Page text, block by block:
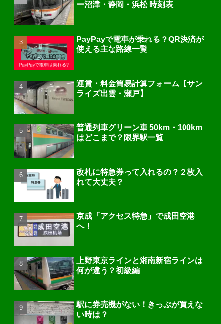
ー沼津・静岡・浜松 時刻表
PayPayで電車が乗れる？QR決済が
使える主な路線一覧
運賃・料金簡易計算フォーム【サン
ライズ出雲・瀬戸】
普通列車グリーン車 50km・100km
はどこまで？限界駅一覧
改札に特急券って入れるの？２枚入
れて大丈夫？
京成「アクセス特急」で成田空港
へ！
上野東京ラインと湘南新宿ラインは
何が違う？初級編
駅に券売機がない！きっぷが買えな
い時は？